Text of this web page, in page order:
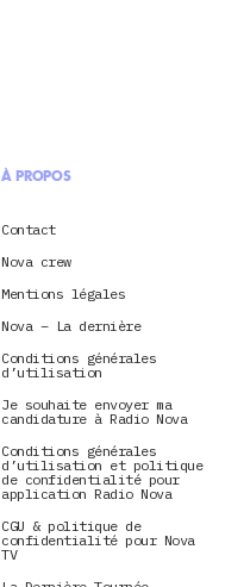
À PROPOS
Contact
Nova crew
Mentions légales
Nova – La dernière
Conditions générales
d’utilisation
Je souhaite envoyer ma
candidature à Radio Nova
Conditions générales
d’utilisation et politique
de confidentialité pour
application Radio Nova
CGU & politique de
confidentialité pour Nova
TV